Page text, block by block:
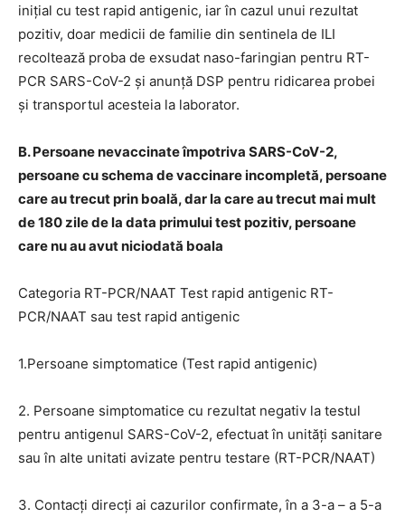
inițial cu test rapid antigenic, iar în cazul unui rezultat
pozitiv, doar medicii de familie din sentinela de ILI
recoltează proba de exsudat naso-faringian pentru RT-
PCR SARS-CoV-2 și anunță DSP pentru ridicarea probei
și transportul acesteia la laborator.
B. Persoane nevaccinate împotriva SARS-CoV-2,
persoane cu schema de vaccinare incompletă, persoane
care au trecut prin boală, dar la care au trecut mai mult
de 180 zile de la data primului test pozitiv, persoane
care nu au avut niciodată boala
Categoria RT-PCR/NAAT Test rapid antigenic RT-
PCR/NAAT sau test rapid antigenic
1.Persoane simptomatice (Test rapid antigenic)
2. Persoane simptomatice cu rezultat negativ la testul
pentru antigenul SARS-CoV-2, efectuat în unități sanitare
sau în alte unitati avizate pentru testare (RT-PCR/NAAT)
3. Contacți direcți ai cazurilor confirmate, în a 3-a – a 5-a